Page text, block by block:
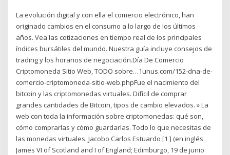
La evolución digital y con ella el comercio electrónico, han
originado cambios en el consumo a lo largo de los últimos
años. Vea las cotizaciones en tiempo real de los principales
índices bursátiles del mundo. Nuestra guía incluye consejos de
trading y los horarios de negociación.Día De Comercio
Criptomoneda Sitio Web, TODO sobre…1unus.com/152-dna-de-
comercio-criptomoneda-sitio-web.phpFue el nacimiento del
bitcoin y las criptomonedas virtuales. Difícil de comprar
grandes cantidades de Bitcoin, tipos de cambio elevados. » La
web con toda la información sobre criptomonedas: qué son,
cómo comprarlas y cómo guardarlas. Todo lo que necesitas de
las monedas virtuales. Jacobo Carlos Estuardo [1 ] (en inglés
James VI of Scotland and I of England; Edimburgo, 19 de junio